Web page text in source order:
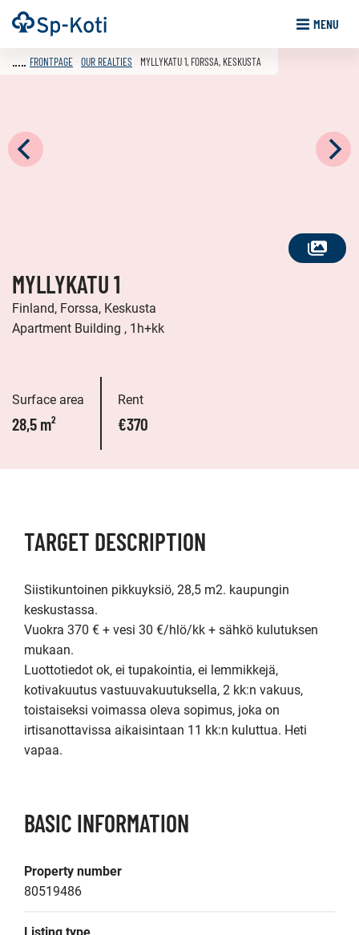
Go
to
Frontpage MENU
SEE
FRONTPAGE OUR REALTIES MYLLYKATU 1, FORSSA, KESKUSTA
MYLLYKATU 1
Finland, Forssa, Keskusta
Apartment Building , 1h+kk
Surface area
28,5 m²
Rent
€370
TARGET DESCRIPTION
Siistikuntoinen pikkuyksiö, 28,5 m2. kaupungin
keskustassa.
Vuokra 370 € + vesi 30 €/hlö/kk + sähkö kulutuksen
mukaan.
Luottotiedot ok, ei tupakointia, ei lemmikkejä,
kotivakuutus vastuuvakuutuksella, 2 kk:n vakuus,
toistaiseksi voimassa oleva sopimus, joka on
irtisanottavissa aikaisintaan 11 kk:n kuluttua. Heti
vapaa.
BASIC INFORMATION
Property number
80519486